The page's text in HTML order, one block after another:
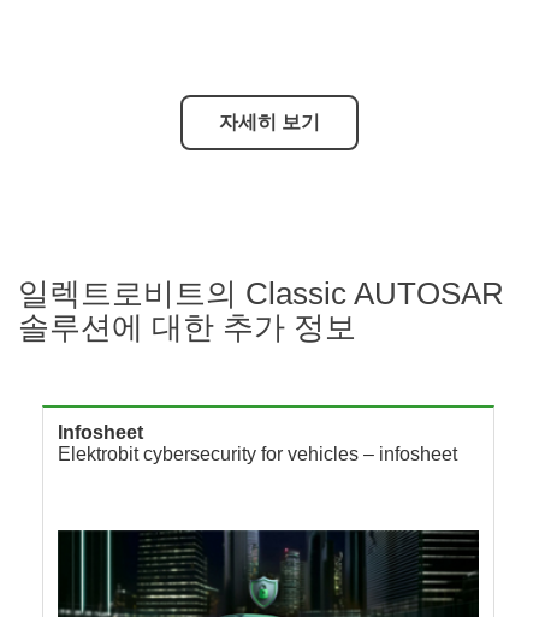
자세히 보기
일렉트로비트의 Classic AUTOSAR
솔루션에 대한 추가 정보
Infosheet
Elektrobit cybersecurity for vehicles – infosheet